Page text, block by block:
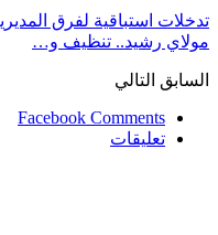
تدخلات استباقية لفرق
مولاي رشيد.. تنظيف و…
السابق التالي
Facebook Comments
تعليقات